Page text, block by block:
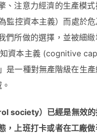
注意力經濟的生產模式
監控資本主義）而處於
們所做的選擇，並被細
資本主義 (cognitive
一種對無產階級在生產
society）已經是無效
，上班打卡或者在工廠做